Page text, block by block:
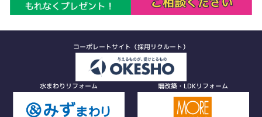
コーポレートサイト（採用リクルート）
水まわりリフォーム 増改築・LDKリフォーム